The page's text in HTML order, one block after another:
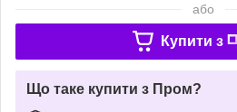
або
Купити з
Що таке купити з Пром?